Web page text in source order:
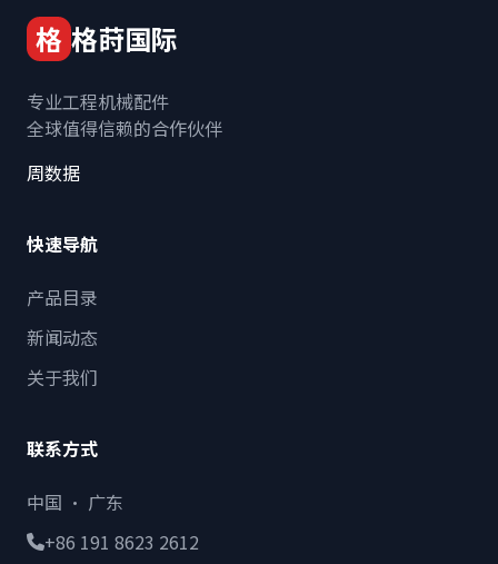
格 格莳国际
专业工程机械配件
全球值得信赖的合作伙伴
周数据
快速导航
产品目录
新闻动态
关于我们
联系方式
中国 · 广东
+86 191 8623 2612